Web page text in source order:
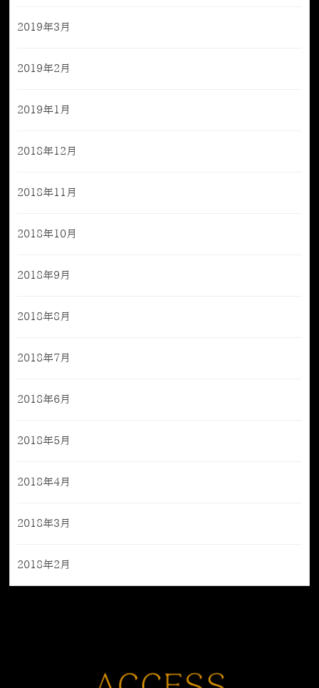
2019年3月
2019年2月
2019年1月
2018年12月
2018年11月
2018年10月
2018年9月
2018年8月
2018年7月
2018年6月
2018年5月
2018年4月
2018年3月
2018年2月